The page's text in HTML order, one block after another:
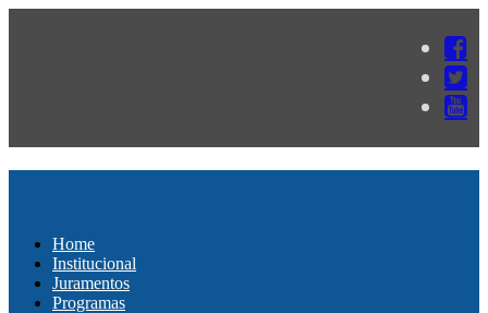
Home
Institucional
Juramentos
Programas